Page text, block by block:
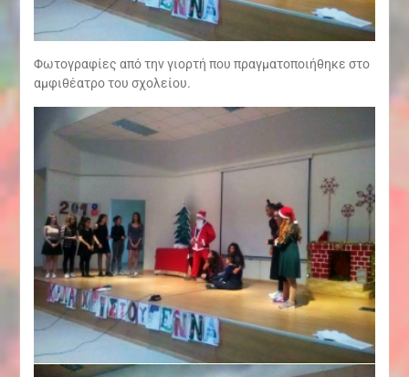
Φωτογραφίες από την γιορτή που πραγματοποιήθηκε στο
αμφιθέατρο του σχολείου.